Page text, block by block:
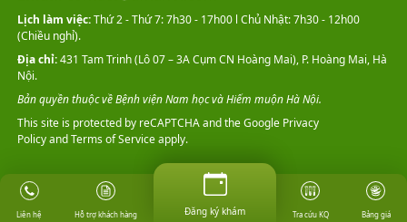
This site is protected by reCAPTCHA and the GooglePrivacy
PolicyandTerms of Serviceapply.
Lịch làm việc:Thứ 2 - Thứ 7: 7h30 - 17h00 l Chủ Nhật: 7h30 - 12h00
(Chiều nghỉ).
Địa chỉ:431 Tam Trinh (Lô 07 – 3A Cụm CN Hoàng Mai), P. Hoàng Mai, Hà
Nội.
Bản quyền thuộc về Bệnh viện Nam học và Hiếm muộn Hà Nội.
Liên hệ Hỗ trợ khách hàng Đăng ký khám Tra cứu KQ Bảng giá
Đăng ký khám